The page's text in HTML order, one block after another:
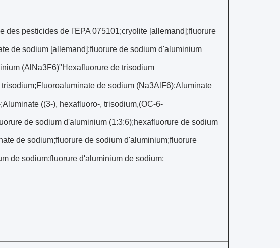
des pesticides de l'EPA 075101;cryolite [allemand];fluorure
de sodium [allemand];fluorure de sodium d'aluminium
(AlNa3F6)"Hexafluorure de trisodium
de sodium (Na3AlF6);Aluminate
((3-), hexafluoro-, trisodium,(OC-6-
de sodium d'aluminium (1:3:6);hexafluorure de sodium
de sodium;fluorure de sodium d'aluminium;fluorure
de sodium;fluorure d'aluminium de sodium;